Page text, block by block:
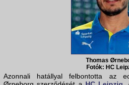
Thomas
Fotók: HC
Azonnali hatállyal felbontotta az